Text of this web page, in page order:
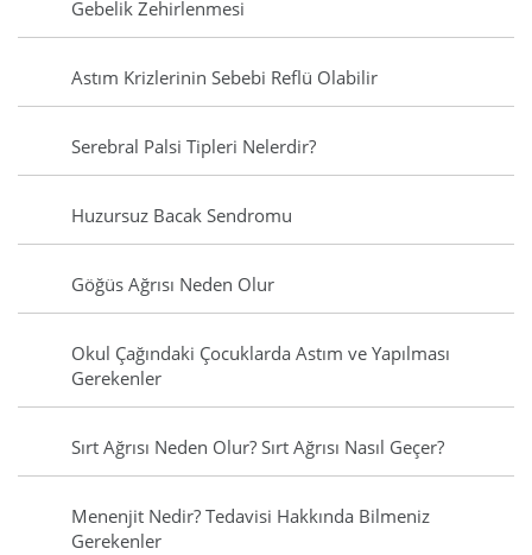
Gebelik Zehirlenmesi
Astım Krizlerinin Sebebi Reflü Olabilir
Serebral Palsi Tipleri Nelerdir?
Huzursuz Bacak Sendromu
Göğüs Ağrısı Neden Olur
Okul Çağındaki Çocuklarda Astım ve Yapılması
Gerekenler
Sırt Ağrısı Neden Olur? Sırt Ağrısı Nasıl Geçer?
Menenjit Nedir? Tedavisi Hakkında Bilmeniz
Gerekenler